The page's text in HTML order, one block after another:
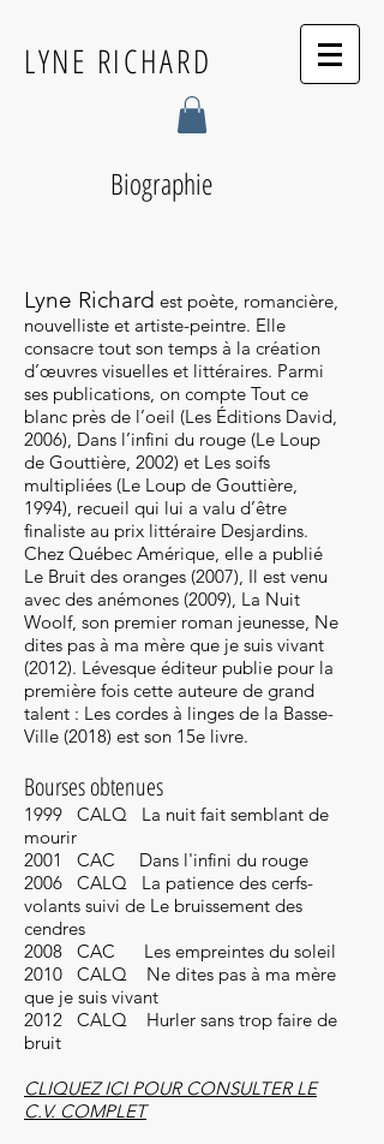
LYNE RICHARD
Biographie
Lyne Richard est poète, romancière,
nouvelliste et artiste-peintre. Elle
consacre tout son temps à la création
d’œuvres visuelles et littéraires. Parmi
ses publications, on compte Tout ce
blanc près de l’oeil (Les Éditions David,
2006), Dans l’infini du rouge (Le Loup
de Gouttière, 2002) et Les soifs
multipliées (Le Loup de Gouttière,
1994), recueil qui lui a valu d’être
finaliste au prix littéraire Desjardins.
Chez Québec Amérique, elle a publié
Le Bruit des oranges (2007), Il est venu
avec des anémones (2009), La Nuit
Woolf, son premier roman jeunesse, Ne
dites pas à ma mère que je suis vivant
(2012). Lévesque éditeur publie pour la
première fois cette auteure de grand
talent : Les cordes à linges de la Basse-
Ville (2018) est son 15e livre.
Bourses obtenues
1999 CALQ La nuit fait semblant de
mourir
2001 CAC Dans l'infini du rouge
2006 CALQ La patience des cerfs-
volants suivi de Le bruissement des
cendres
2008 CAC Les empreintes du soleil
2010 CALQ Ne dites pas à ma mère
que je suis vivant
2012 CALQ Hurler sans trop faire de
bruit
CLIQUEZ ICI POUR CONSULTER LE
C.V. COMPLET